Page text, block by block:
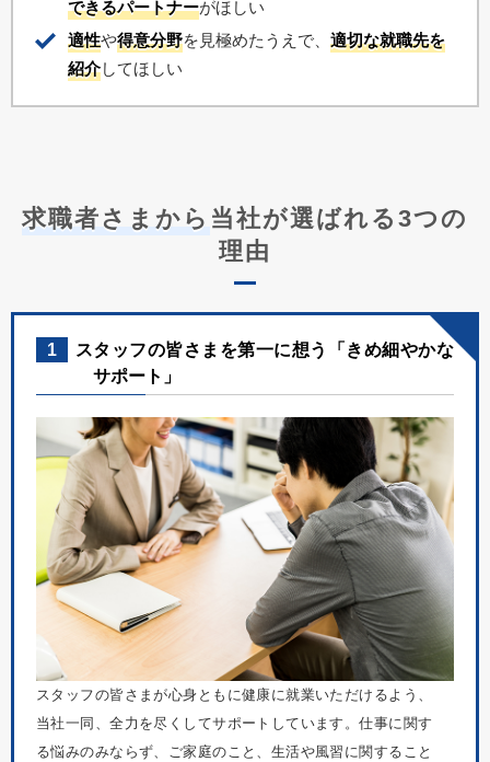
できるパートナーがほしい
適性や得意分野を見極めたうえで、 適切な就職先を
紹介してほしい
求職者さまから 当社が選ばれる3つの
理由
1
スタッフの皆さまを第一に想う「きめ細やかな
サポート」
スタッフの皆さまが心身ともに健康に就業いただけるよう、
当社一同、全力を尽くしてサポートしています。仕事に関す
る悩みのみならず、ご家庭のこと、生活や風習に関すること